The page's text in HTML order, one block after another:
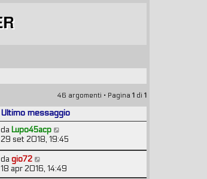
46 argomenti • Pagina 1 di 1
Ultimo messaggio
da Lupo45acp
29 set 2018, 19:45
dagio72
18 apr 2016, 14:49